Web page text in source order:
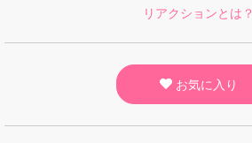
リアクションとは？
お気に入り